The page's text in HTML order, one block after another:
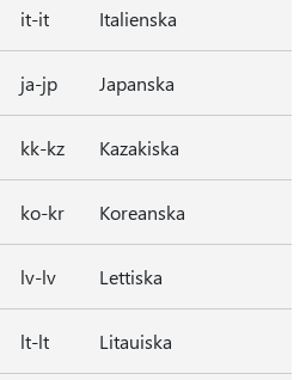
it-it Italienska
ja-jp Japanska
kk-kz Kazakiska
ko-kr Koreanska
lv-lv Lettiska
lt-lt Litauiska